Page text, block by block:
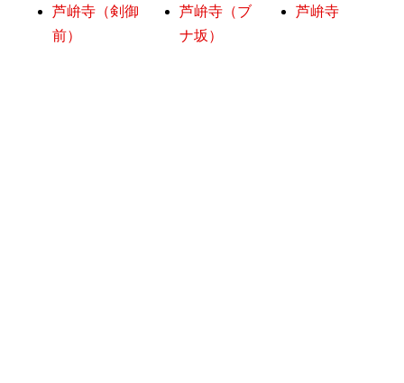
芦峅寺（剣御
前）
芦峅寺（ブ
ナ坂）
芦峅寺